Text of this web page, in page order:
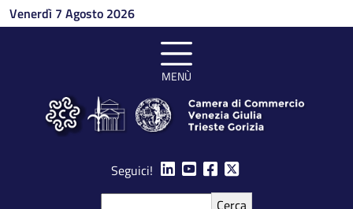
Salta al contenuto principale
Venerdì 7 Agosto 2026
MENÙ
Seguici!